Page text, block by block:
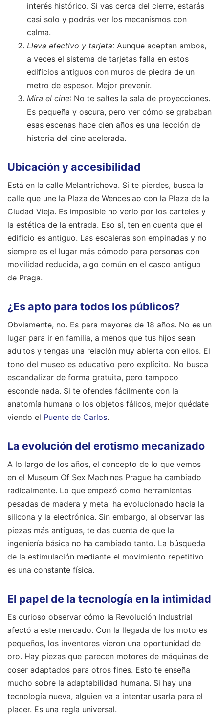
interés histórico. Si vas cerca del cierre, estarás
casi solo y podrás ver los mecanismos con
calma.
Lleva efectivo y tarjeta: Aunque aceptan ambos,
a veces el sistema de tarjetas falla en estos
edificios antiguos con muros de piedra de un
metro de espesor. Mejor prevenir.
Mira el cine: No te saltes la sala de proyecciones.
Es pequeña y oscura, pero ver cómo se grababan
esas escenas hace cien años es una lección de
historia del cine acelerada.
Ubicación y accesibilidad
Está en la calle Melantrichova. Si te pierdes, busca la
calle que une la Plaza de Wenceslao con la Plaza de la
Ciudad Vieja. Es imposible no verlo por los carteles y
la estética de la entrada. Eso sí, ten en cuenta que el
edificio es antiguo. Las escaleras son empinadas y no
siempre es el lugar más cómodo para personas con
movilidad reducida, algo común en el casco antiguo
de Praga.
¿Es apto para todos los públicos?
Obviamente, no. Es para mayores de 18 años. No es un
lugar para ir en familia, a menos que tus hijos sean
adultos y tengas una relación muy abierta con ellos. El
tono del museo es educativo pero explícito. No busca
escandalizar de forma gratuita, pero tampoco
esconde nada. Si te ofendes fácilmente con la
anatomía humana o los objetos fálicos, mejor quédate
viendo el Puente de Carlos.
La evolución del erotismo mecanizado
A lo largo de los años, el concepto de lo que vemos
en el Museum Of Sex Machines Prague ha cambiado
radicalmente. Lo que empezó como herramientas
pesadas de madera y metal ha evolucionado hacia la
silicona y la electrónica. Sin embargo, al observar las
piezas más antiguas, te das cuenta de que la
ingeniería básica no ha cambiado tanto. La búsqueda
de la estimulación mediante el movimiento repetitivo
es una constante física.
El papel de la tecnología en la intimidad
Es curioso observar cómo la Revolución Industrial
afectó a este mercado. Con la llegada de los motores
pequeños, los inventores vieron una oportunidad de
oro. Hay piezas que parecen motores de máquinas de
coser adaptados para otros fines. Esto te enseña
mucho sobre la adaptabilidad humana. Si hay una
tecnología nueva, alguien va a intentar usarla para el
placer. Es una regla universal.